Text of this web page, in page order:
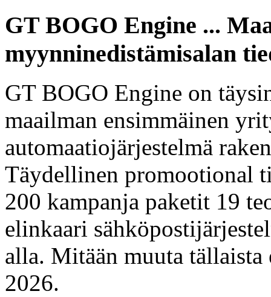
GT BOGO Engine ...
myynninedistämisalan
GT BOGO Engine on
maailman ensimmäinen
automaatiojärjestelmä
Täydellinen promootional
200 kampanja paketit 19
elinkaari
alla. Mitään muuta
2026.